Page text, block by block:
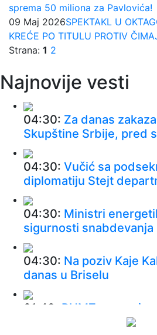
sprema 50 miliona za Pavlovića!
09 Maj 2026SPEKTAKL U
KREĆE PO TITULU PROTIV
Strana: 1 2
Najnovije vesti
04:30: Za danas
Skupštine Srbije, pred
04:30: Vučić sa
diplomatiju Stejt
04:30: Ministri
sigurnosti
04:30: Na poziv Kaje
danas u Briselu
01:48: RHMZ upozorio
vremenske nepogode